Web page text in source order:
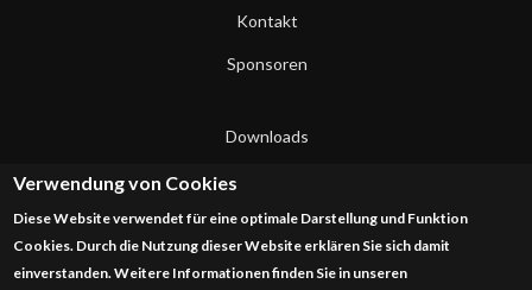
Kontakt
Sponsoren
Downloads
Datenschutzerklärung
Impressum
Verwendung von Cookies
Diese Website verwendet für eine optimale Darstellung und Funktion
Cookies. Durch die Nutzung dieser Website erklären Sie sich damit
einverstanden. Weitere Informationen finden Sie in unseren